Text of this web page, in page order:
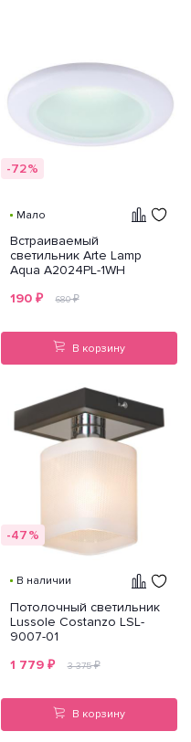
-72%
Мало
Встраиваемый
светильник Arte Lamp
Aqua A2024PL-1WH
190₽ 680₽
В корзину
-47%
В наличии
Потолочный светильник
Lussole Costanzo LSL-
9007-01
1 779₽ 3 375₽
В корзину